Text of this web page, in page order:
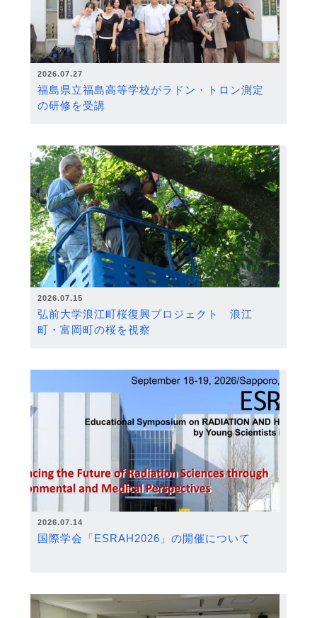
2026.07.27
福島県立福島高等学校がラドン・トロン測定
の研修を受講
2026.07.15
弘前大学浪江町桜復興プロジェクト 浪江
町・富岡町の桜を視察
2026.07.14
国際学会「ESRAH2026」の開催について